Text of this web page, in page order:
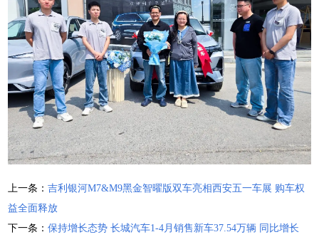
上一条：吉利银河M7&M9黑金智曜版双车亮相西安五一车展 购车权
益全面释放
下一条：保持增长态势 长城汽车1-4月销售新车37.54万辆 同比增长